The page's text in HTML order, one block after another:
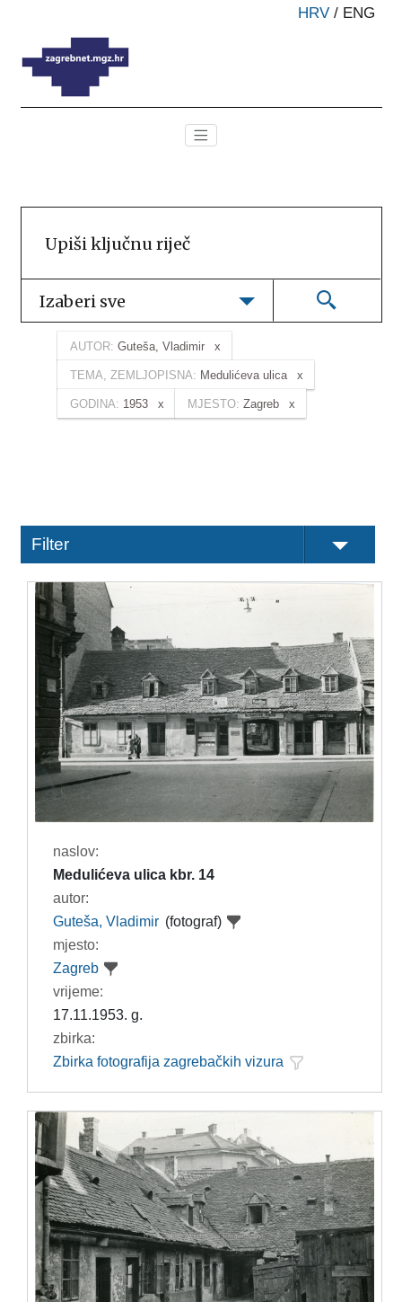
HRV / ENG
Izaberi sve
AUTOR: Guteša, Vladimir
TEMA, ZEMLJOPISNA: Medulićeva ulica
GODINA: 1953 MJESTO: Zagreb
Filter
naslov:
Medulićeva ulica kbr. 14
autor:
Guteša, Vladimir (fotograf)
mjesto:
Zagreb
vrijeme:
17.11.1953. g.
zbirka:
Zbirka fotografija zagrebačkih vizura